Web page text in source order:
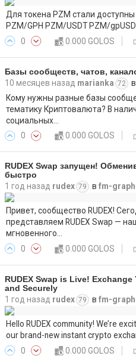
Для токена PZM стали
PZM/GPH PZM/USDT PZM/gpUSD
0
0.000 GOLOS
Базы сообществ, чатов,
10 месяцев назад marianka 72 в
Кому нужны разные базы
тематику Криптовалюта? В
социальных…
0
0.000 GOLOS
RUDEX Swap запущен!
быстро
1 год назад rudex 79 в fm-
Привет, сообщество RUDEX!
представляем RUDEX Swap —
мгновенного…
0
0.000 GOLOS
RUDEX Swap is Live!
and Securely
1 год назад rudex 79 в fm-
Hello RUDEX community! We’re
our brand-new instant crypto
0
0.000 GOLOS